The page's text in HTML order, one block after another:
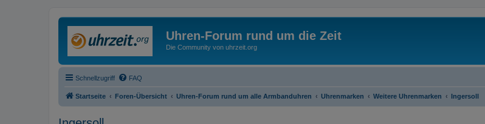
Uhren-Forum rund um die Zeit
Die Community von uhrzeit.org
Schnellzugriff FAQ
Startseite Foren-Übersicht Uhren-Forum rund um alle Armbanduhren Uhrenmarken Weitere Uhrenmarken Ingersoll